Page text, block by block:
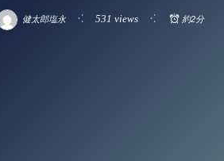
健太郎塩永 531 views 約2分